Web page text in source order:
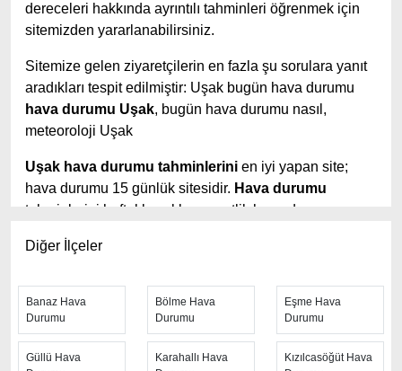
dereceleri hakkında ayrıntılı tahminleri öğrenmek için
sitemizden yararlanabilirsiniz.
Sitemize gelen ziyaretçilerin en fazla şu sorulara yanıt
aradıkları tespit edilmiştir: Uşak bugün hava durumu
hava durumu Uşak, bugün hava durumu nasıl,
meteoroloji Uşak
Uşak hava durumu tahminlerini en iyi yapan site;
hava durumu 15 günlük sitesidir. Hava durumu
tahminlerini haftalık, aylık ve saatlik hava durumu
hava durumu 10 günlük hava durumu 15 güne kadar
daha fazla ayrıntının yer aldığı saatlik hava durumu
tahminlerini bulabilirsiniz. Bu sitede yer alan geniş
tahmin süreleri, kolay ve anlaşılır görseller ile
ziyaretçilerine kaliteli hizmet sunuyor. Ayrıca sitede
Diğer İlçeler
Banaz Hava
Durumu
Bölme Hava
Durumu
Eşme Hava
Durumu
Güllü Hava
Karahallı Hava
Kızılcasöğüt Hava